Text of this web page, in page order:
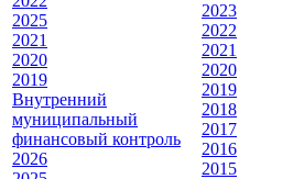
2025
2021
2020
2019
Внутренний
муниципальный
финансовый контроль
2026
2023
2022
2021
2020
2019
2018
2017
2016
2015